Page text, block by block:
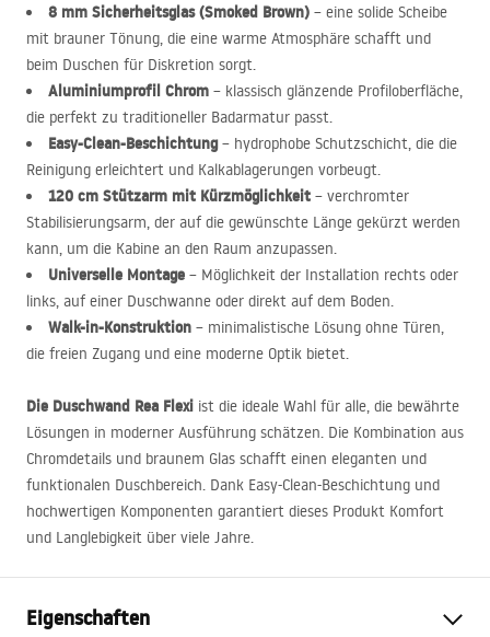
8 mm Sicherheitsglas (Smoked Brown) – eine solide Scheibe
mit brauner Tönung, die eine warme Atmosphäre schafft und
beim Duschen für Diskretion sorgt.
Aluminiumprofil Chrom – klassisch glänzende Profiloberfläche,
die perfekt zu traditioneller Badarmatur passt.
Easy-Clean-Beschichtung– hydrophobe Schutzschicht, die die
Reinigung erleichtert und Kalkablagerungen vorbeugt.
120 cm Stützarm mit Kürzmöglichkeit – verchromter
Stabilisierungsarm, der auf die gewünschte Länge gekürzt werden
kann, um die Kabine an den Raum anzupassen.
Universelle Montage – Möglichkeit der Installation rechts oder
links, auf einer Duschwanne oder direkt auf dem Boden.
Walk-in-Konstruktion – minimalistische Lösung ohne Türen,
die freien Zugang und eine moderne Optik bietet.
Die Duschwand Rea Flexi ist die ideale Wahl für alle, die bewährte
Lösungen in moderner Ausführung schätzen. Die Kombination aus
Chromdetails und braunem Glas schafft einen eleganten und
funktionalen Duschbereich. Dank Easy-Clean-Beschichtung und
hochwertigen Komponenten garantiert dieses Produkt Komfort
und Langlebigkeit über viele Jahre.
Eigenschaften